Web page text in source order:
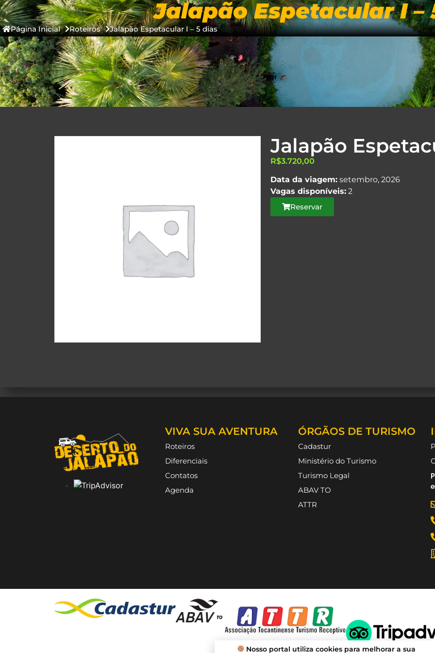
COMPRAR ONLINE INÍCIO ROTEIROS
Jalapão Espetacular I –
Página Inicial Roteiros Jalapão Espetacular I – 5 dias
Jalapão
R$3.720,00
Data da viagem:setembro, 2026
Vagas disponíveis:2
Reservar
VIVA SUA AVENTURA
Roteiros
Diferenciais
Contatos
Agenda
ÓRGÃOS DE TURISMO
Cadastur
Ministério do Turismo
Turismo Legal
ABAV TO
ATTR
Nosso portal utiliza cookies para melhorar a sua